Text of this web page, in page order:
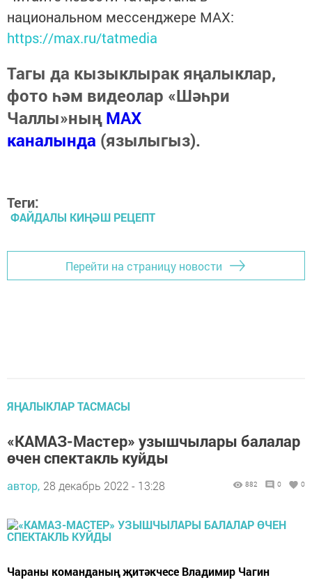
национальном мессенджере MАХ:
https://max.ru/tatmedia
Тагы да кызыклырак яңалыклар,
фото һәм видеолар «Шәһри
Чаллы»ныңMAX
каналында (язылыгыз).
Теги:
ФАЙДАЛЫ КИҢӘШ РЕЦЕПТ
Перейти на страницу новости
ЯҢАЛЫКЛАР ТАСМАСЫ
«КАМАЗ-Мастер» узышчылары балалар
өчен спектакль куйды
автор, 28 декабрь 2022 - 13:28 882 0 0
Чараны команданың җитәкчесе Владимир Чагин